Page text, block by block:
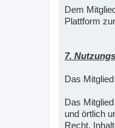
Dem
Plattform
7.
Das
Das
und örtlich
Recht,